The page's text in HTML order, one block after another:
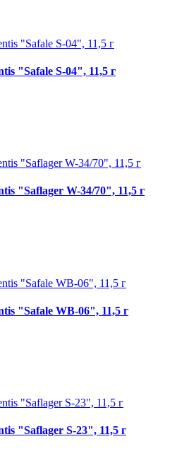
"Safale S-04", 11,5 г
"Saflager W-34/70", 11,5 г
"Safale WB-06", 11,5 г
"Saflager S-23", 11,5 г